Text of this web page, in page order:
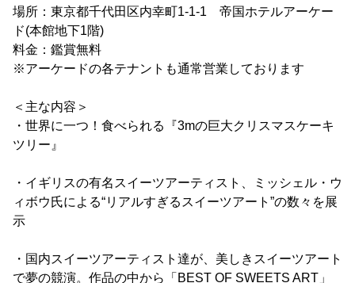
場所：東京都千代田区内幸町1-1-1 帝国ホテルアーケー
ド(本館地下1階)
料金：鑑賞無料
※アーケードの各テナントも通常営業しております
＜主な内容＞
・世界に一つ！食べられる『3mの巨大クリスマスケーキ
ツリー』
・イギリスの有名スイーツアーティスト、ミッシェル・ウ
ィボウ氏による“リアルすぎるスイーツアート”の数々を展
示
・国内スイーツアーティスト達が、美しきスイーツアート
で夢の競演。作品の中から「BEST OF SWEETS ART」